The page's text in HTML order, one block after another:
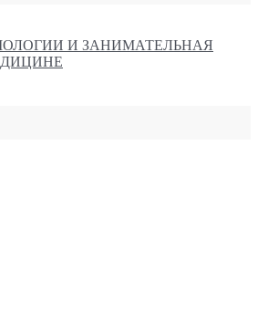
И ЗАНИМАТЕЛЬНАЯ